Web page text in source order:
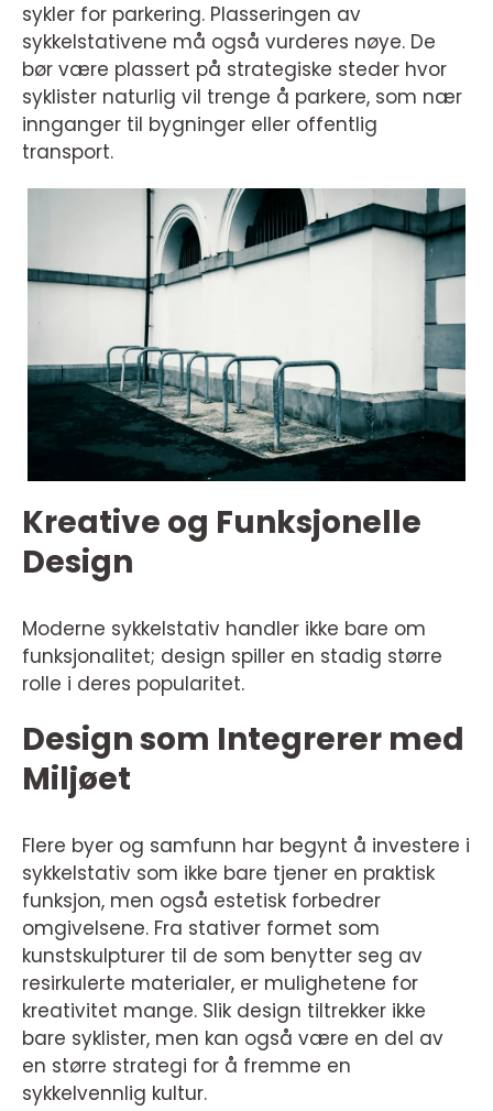
sykler for parkering. Plasseringen av
sykkelstativene må også vurderes nøye. De
bør være plassert på strategiske steder hvor
syklister naturlig vil trenge å parkere, som nær
innganger til bygninger eller offentlig
transport.
Kreative og Funksjonelle
Design
Moderne sykkelstativ handler ikke bare om
funksjonalitet; design spiller en stadig større
rolle i deres popularitet.
Design som Integrerer med
Miljøet
Flere byer og samfunn har begynt å investere i
sykkelstativ som ikke bare tjener en praktisk
funksjon, men også estetisk forbedrer
omgivelsene. Fra stativer formet som
kunstskulpturer til de som benytter seg av
resirkulerte materialer, er mulighetene for
kreativitet mange. Slik design tiltrekker ikke
bare syklister, men kan også være en del av
en større strategi for å fremme en
sykkelvennlig kultur.